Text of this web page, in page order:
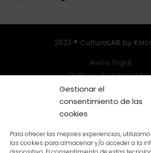
Gestionar el
consentimiento de las
cookies
Para ofrecer las mejores experiencias,
las cookies para almacenar y/o acceder a la
2023 ® CulturaLAB by
Aviso legal
Política de
Política de cookies
Mapa web
Accesibilidad